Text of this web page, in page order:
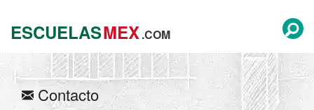
ESCUELASMEX.COM
Contacto